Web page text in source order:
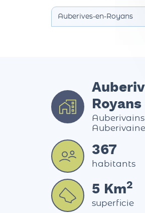
Royans
Auberivains
367
habitants
5 Km2
superficie